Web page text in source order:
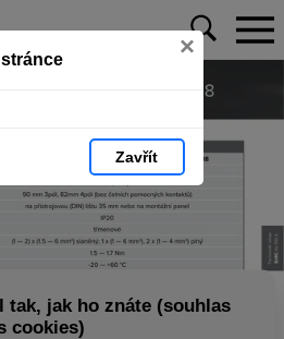
×
Zavřít
tak, jak ho znáte (souhlas
cookies)